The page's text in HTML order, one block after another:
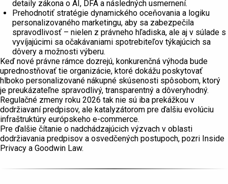
detaily zákona o AI, DFA a následných usmernení.
Prehodnotiť stratégie dynamického oceňovania a logiku
personalizovaného marketingu, aby sa zabezpečila
spravodlivosť – nielen z právneho hľadiska, ale aj v súlade s
vyvíjajúcimi sa očakávaniami spotrebiteľov týkajúcich sa
dôvery a možnosti výberu.
Keď nové právne rámce dozrejú, konkurenčná výhoda bude
uprednostňovať tie organizácie, ktoré dokážu poskytovať
hlboko personalizované nákupné skúsenosti spôsobom, ktorý
je preukázateľne spravodlivý, transparentný a dôveryhodný.
Regulačné zmeny roku 2026 tak nie sú iba prekážkou v
dodržiavaní predpisov, ale katalyzátorom pre ďalšiu evolúciu
infraštruktúry európskeho e-commerce.
Pre ďalšie čítanie o nadchádzajúcich výzvach v oblasti
dodržiavania predpisov a osvedčených postupoch, pozri Inside
Privacy a Goodwin Law.